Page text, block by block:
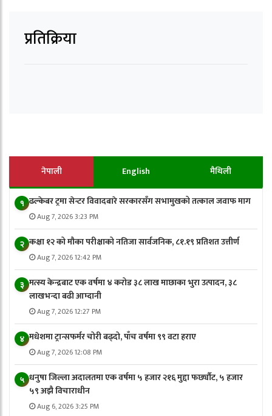
प्रतिक्रिया
नेपाली English मैथिली
१ ढल्केबर ट्रमा सेन्टर विवादबारे सरकारसँग सभामुखको तत्काल जवाफ माग
Aug 7, 2026 3:23 PM
२ कक्षा १२ को मौका परीक्षाको नतिजा सार्वजनिक, ८१.१९ प्रतिशत उत्तीर्ण
Aug 7, 2026 12:42 PM
३ मत्स्य केन्द्रबाट एक वर्षमा ४ करोड ३८ लाख माछाका भुरा उत्पादन, ३८
लाखभन्दा बढी आम्दानी
Aug 7, 2026 12:27 PM
४ मधेशमा ट्रान्सफर्मर चोरी बढ्दो, पाँच वर्षमा ९९ वटा हराए
Aug 7, 2026 12:08 PM
५ धनुषा जिल्ला अदालतमा एक वर्षमा ५ हजार २१६ मुद्दा फर्छ्यौट, ५ हजार
५९ अझै विचाराधीन
Aug 6, 2026 3:25 PM